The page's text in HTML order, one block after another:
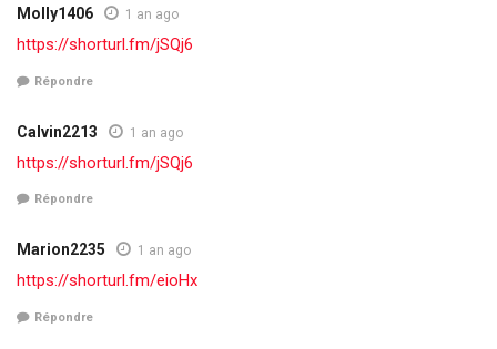
Molly1406 1 an ago
https://shorturl.fm/jSQj6
Répondre
Calvin2213 1 an ago
https://shorturl.fm/jSQj6
Répondre
Marion2235 1 an ago
https://shorturl.fm/eioHx
Répondre